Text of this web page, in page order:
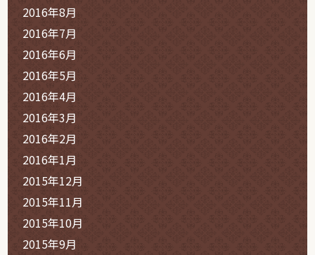
2016年8月
2016年7月
2016年6月
2016年5月
2016年4月
2016年3月
2016年2月
2016年1月
2015年12月
2015年11月
2015年10月
2015年9月